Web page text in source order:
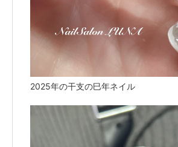
2025年の干支の巳年ネイル